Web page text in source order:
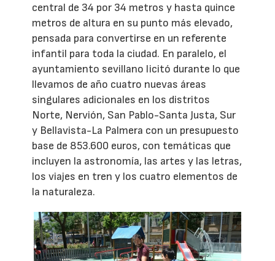
central de 34 por 34 metros y hasta quince
metros de altura en su punto más elevado,
pensada para convertirse en un referente
infantil para toda la ciudad. En paralelo, el
ayuntamiento sevillano licitó durante lo que
llevamos de año cuatro nuevas áreas
singulares adicionales en los distritos
Norte, Nervión, San Pablo-Santa Justa, Sur
y Bellavista-La Palmera con un presupuesto
base de 853.600 euros, con temáticas que
incluyen la astronomía, las artes y las letras,
los viajes en tren y los cuatro elementos de
la naturaleza.